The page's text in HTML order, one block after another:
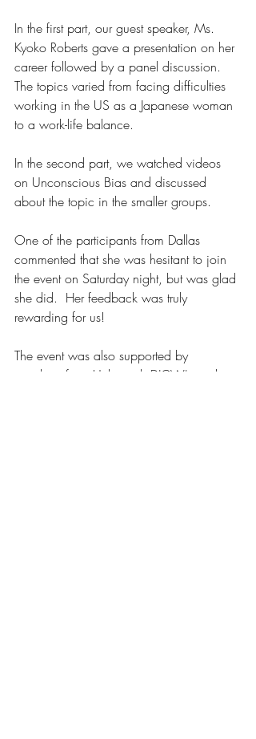
In the first part, our guest speaker, Ms.
Kyoko Roberts gave a presentation on her
career followed by a panel discussion.
The topics varied from facing difficulties
working in the US as a Japanese woman
to a work-life balance.
In the second part, we watched videos
on Unconscious Bias and discussed
about the topic in the smaller groups.
One of the participants from Dallas
commented that she was hesitant to join
the event on Saturday night, but was glad
she did.  Her feedback was truly
rewarding for us!
The event was also supported by
members from Unlimited, DJCW's student